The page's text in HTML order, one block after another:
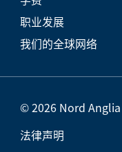
职业发展
我们的全球网络
© 2026 Nord
法律声明